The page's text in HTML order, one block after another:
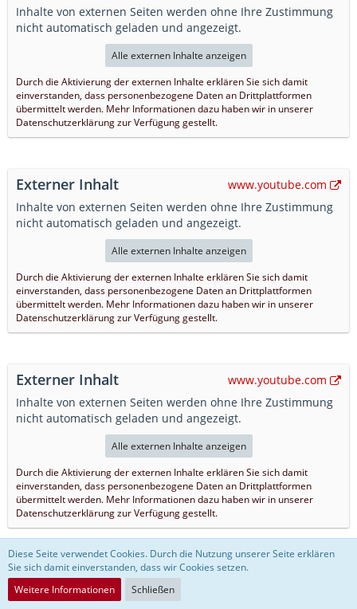
Inhalte von externen Seiten werden ohne Ihre Zustimmung
nicht automatisch geladen und angezeigt.
Alle externen Inhalte anzeigen
Durch die Aktivierung der externen Inhalte erklären Sie sich damit
einverstanden, dass personenbezogene Daten an Drittplattformen
übermittelt werden. Mehr Informationen dazu haben wir in unserer
Datenschutzerklärung zur Verfügung gestellt.
Externer Inhalt
www.youtube.com
Inhalte von externen Seiten werden ohne Ihre Zustimmung
nicht automatisch geladen und angezeigt.
Alle externen Inhalte anzeigen
Durch die Aktivierung der externen Inhalte erklären Sie sich damit
einverstanden, dass personenbezogene Daten an Drittplattformen
übermittelt werden. Mehr Informationen dazu haben wir in unserer
Datenschutzerklärung zur Verfügung gestellt.
Externer Inhalt
www.youtube.com
Inhalte von externen Seiten werden ohne Ihre Zustimmung
nicht automatisch geladen und angezeigt.
Alle externen Inhalte anzeigen
Durch die Aktivierung der externen Inhalte erklären Sie sich damit
einverstanden, dass personenbezogene Daten an Drittplattformen
übermittelt werden. Mehr Informationen dazu haben wir in unserer
Datenschutzerklärung zur Verfügung gestellt.
Externer Inhalt
www.youtube.com
Inhalte von externen Seiten werden ohne Ihre Zustimmung
Diese Seite verwendet Cookies. Durch die Nutzung unserer Seite erklären
Sie sich damit einverstanden, dass wir Cookies setzen.
Weitere Informationen
Schließen